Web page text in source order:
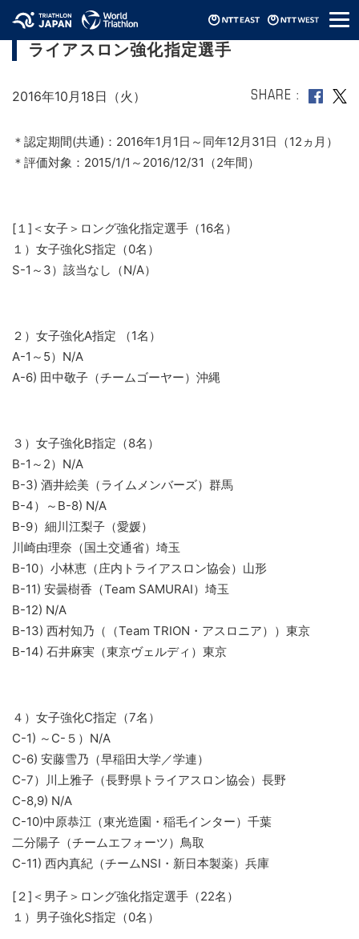
メ
ニ
2016年第2次JTUロングディスタンス・ ト
ライアスロン強化指定選手
2016年10月18日（火） SHARE
＊認定期間(共通)：2016年1月1日～同年12月31日（12ヵ月）
＊評価対象：2015/1/1～2016/12/31（2年間）
[１]＜女子＞ロング強化指定選手（16名）
１）女子強化S指定（0名）
S-1～3）該当なし（N/A）
２）女子強化A指定 （1名）
A-1～5）N/A
A-6) 田中敬子（チームゴーヤー）沖縄
３）女子強化B指定（8名）
B-1～2）N/A
B-3) 酒井絵美（ライムメンバーズ）群馬
B-4）～B-8) N/A
B-9）細川江梨子（愛媛）
川崎由理奈（国土交通省）埼玉
B-10）小林恵（庄内トライアスロン協会）山形
B-11) 安曇樹香（Team SAMURAI）埼玉
B-12) N/A
B-13) 西村知乃（（Team TRION・アスロニア））東京
B-14) 石井麻実（東京ヴェルディ）東京
４）女子強化C指定（7名）
C-1) ～C-５）N/A
C-6) 安藤雪乃（早稲田大学／学連）
C-7）川上雅子（長野県トライアスロン協会）長野
C-8,9) N/A
C-10)中原恭江（東光造園・稲毛インター）千葉
二分陽子（チームエフォーツ）鳥取
C-11) 西内真紀（チームNSI・新日本製薬）兵庫
[２]＜男子＞ロング強化指定選手（22名）
１）男子強化S指定（0名）